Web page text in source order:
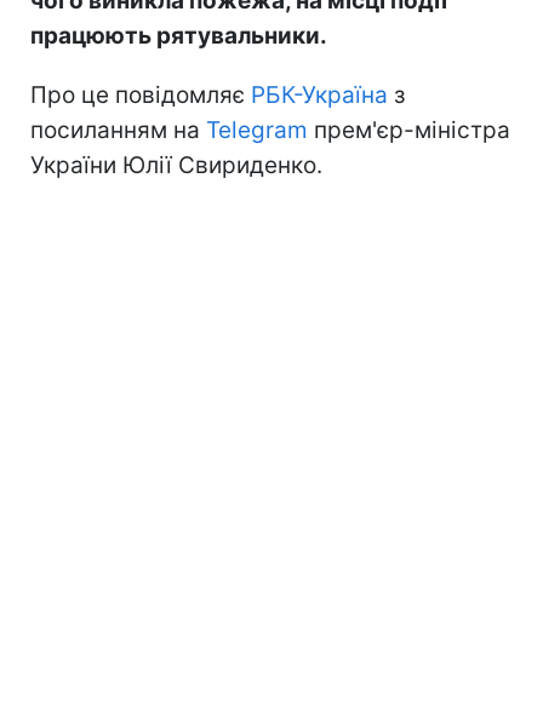
працюють рятувальники.
Про це повідомляє РБК-Україна з
посиланням на Telegram прем'єр-міністра
України Юлії Свириденко.